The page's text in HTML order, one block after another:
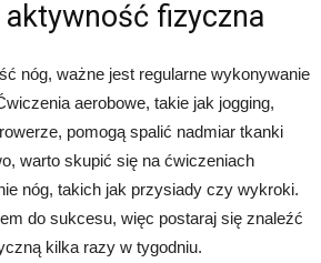
aktywność fizyczna
nóg, ważne jest regularne wykonywanie
aerobowe, takie jak jogging,
pomogą spalić nadmiar tkanki
warto skupić się na ćwiczeniach
nóg, takich jak przysiady czy wykroki.
do sukcesu, więc postaraj się znaleźć
kilka razy w tygodniu.